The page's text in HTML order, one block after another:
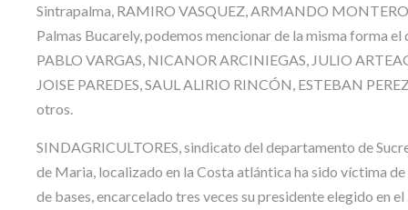
Sintrapalma, RAMIRO VASQUEZ, ARMANDO
Palmas Bucarely, podemos mencionar de la misma forma
PABLO VARGAS, NICANOR ARCINIEGAS, JULIO
JOISE PAREDES, SAUL ALIRIO RINCÓN, ESTEBAN
otros.
SINDAGRICULTORES, sindicato del departamento de
de Maria, localizado en la Costa atlántica ha sido víctima
de bases, encarcelado tres veces su presidente elegido en